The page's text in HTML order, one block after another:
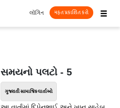
☰
લૉગિન મફત પ્રકાશિત કરો
સમયનો પલટો - 5
ગુજરાતી સામાજિક વાર્તાઓ